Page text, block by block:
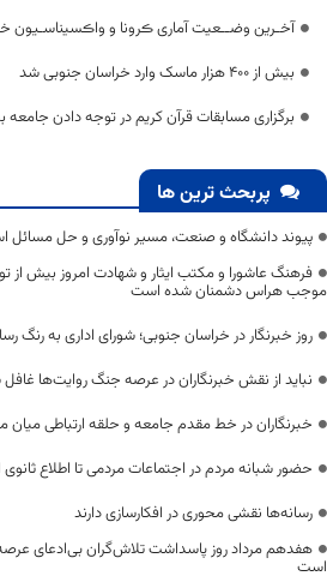
آخـرین وضــعیت آماری ڪرونا و واڪسیناسـیون
بیش از ۴۰۰ هزار ماسک وارد خراسان جنوبی شد
برگزاری مسابقات قرآن کریم در توجه دادن جامعه
پربحث ترین ها
پیوند دانشگاه و صنعت، مسیر نوآوری و حل مسائل
فرهنگ عاشورا و مکتب ایثار و شهادت امروز بیش از
موجب هراس دشمنان شده است
روز خبرنگار در خراسان جنوبی؛ شورای اداری به رنگ
نباید از نقش خبرنگاران در عرصه جنگ روایت‌ها
خبرنگاران در خط مقدم جامعه و حلقه ارتباطی
حضور شبانه مردم در اجتماعات مردمی تا اطلاع ثانوی
رسانه‌ها نقشی محوری در افکارسازی دارند
هفدهم مرداد روز پاسداشت تلاش‌گران بی‌ادعای
است